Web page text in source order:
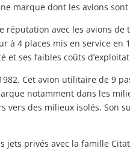
marque dont les avions
réputation avec les avions
à 4 places mis en service
et ses faibles coûts
Cet avion utilitaire de 9
notamment dans les
des milieux isolés. Son
jets privés avec la famille